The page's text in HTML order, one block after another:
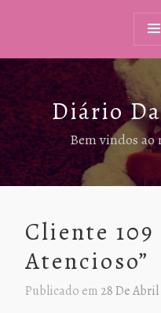
Diário
Bem vindos
Cliente 109
Atencioso”
Publicado em 28 De Abril